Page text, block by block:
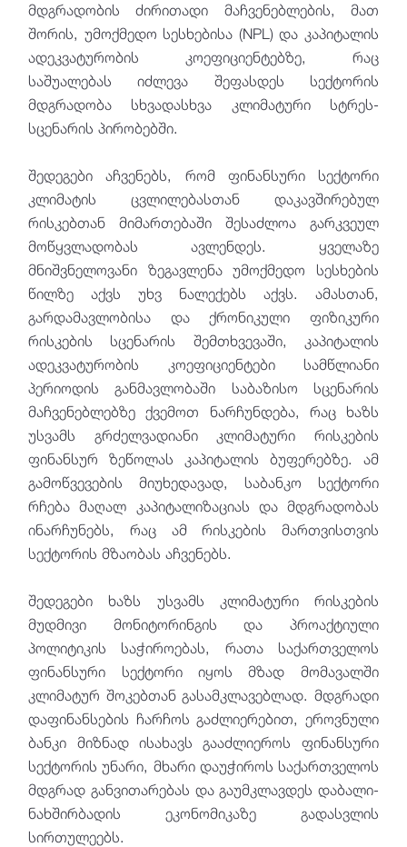
მდგრადობის ძირითადი მაჩვენებლების, მათ
შორის, უმოქმედო სესხებისა (NPL) და კაპიტალის
ადეკვატურობის კოეფიციენტებზე, რაც
საშუალებას იძლევა შეფასდეს სექტორის
მდგრადობა სხვადასხვა კლიმატური სტრეს-
სცენარის პირობებში.
შედეგები აჩვენებს, რომ ფინანსური სექტორი
კლიმატის ცვლილებასთან დაკავშირებულ
რისკებთან მიმართებაში შესაძლოა გარკვეულ
მოწყვლადობას ავლენდეს. ყველაზე
მნიშვნელოვანი ზეგავლენა უმოქმედო სესხების
წილზე აქვს უხვ ნალექებს აქვს. ამასთან,
გარდამავლობისა და ქრონიკული ფიზიკური
რისკების სცენარის შემთხვევაში, კაპიტალის
ადეკვატურობის კოეფიციენტები სამწლიანი
პერიოდის განმავლობაში საბაზისო სცენარის
მაჩვენებლებზე ქვემოთ ნარჩუნდება, რაც ხაზს
უსვამს გრძელვადიანი კლიმატური რისკების
ფინანსურ ზეწოლას კაპიტალის ბუფერებზე. ამ
გამოწვევების მიუხედავად, საბანკო სექტორი
რჩება მაღალ კაპიტალიზაციას და მდგრადობას
ინარჩუნებს, რაც ამ რისკების მართვისთვის
სექტორის მზაობას აჩვენებს.
შედეგები ხაზს უსვამს კლიმატური რისკების
მუდმივი მონიტორინგის და პროაქტიული
პოლიტიკის საჭიროებას, რათა საქართველოს
ფინანსური სექტორი იყოს მზად მომავალში
კლიმატურ შოკებთან გასამკლავებლად. მდგრადი
დაფინანსების ჩარჩოს გაძლიერებით, ეროვნული
ბანკი მიზნად ისახავს გააძლიეროს ფინანსური
სექტორის უნარი, მხარი დაუჭიროს საქართველოს
მდგრად განვითარებას და გაუმკლავდეს დაბალი-
ნახშირბადის ეკონომიკაზე გადასვლის
სირთულეებს.